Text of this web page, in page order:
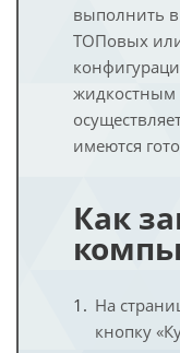
выполнить
ТОПовых
жидкостным
имеются
Как
На
кнопку